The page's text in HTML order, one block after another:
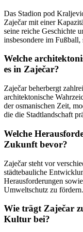
Das Stadion pod
Zaječar mit einer
seine reiche Geschichte
insbesondere im Fußball,
Welche
es in Zaječar?
Zaječar beherbergt
architektonische
der osmanischen Zeit,
die die Stadtlandschaft
Welche
Zukunft bevor?
Zaječar steht vor
städtebauliche
Herausforderungen
Umweltschutz zu fördern.
Wie trägt Zaječar
Kultur bei?